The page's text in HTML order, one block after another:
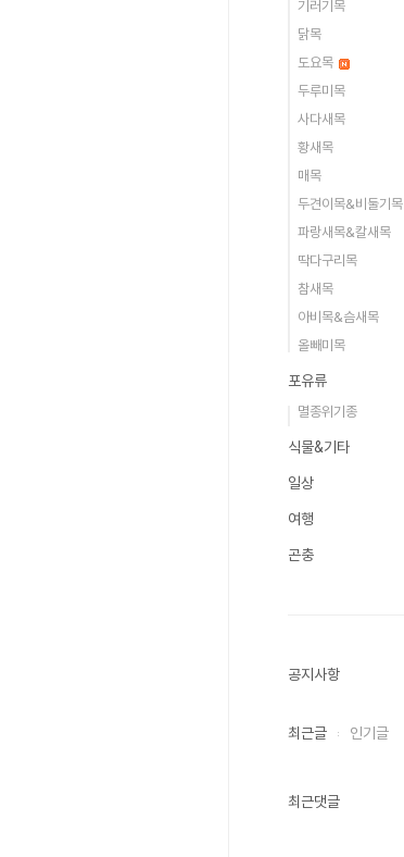
기러기목
닭목
도요목
두루미목
사다새목
황새목
매목
두견이목&비둘기목
파랑새목&칼새목
딱다구리목
참새목
아비목&슴새목
올빼미목
포유류
멸종위기종
식물&기타
일상
여행
곤충
공지사항
최근글 인기글
최근댓글